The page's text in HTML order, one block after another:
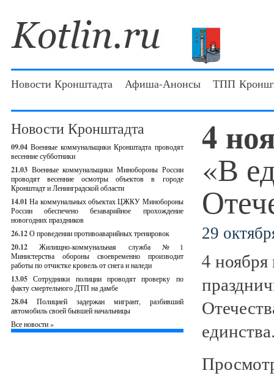
Новости Кронштадта Афиша-Анонсы ТПП
Новости Кронштадта
09.04 Военные коммунальщики Кронштадта проводят
весенние субботники
21.03 Военные коммунальщики Минобороны России
проводят весенние осмотры объектов в городе
Кронштадт и Ленинградской области
14.01 На коммунальных объектах ЦЖКУ Минобороны
России обеспечено безаварийное прохождение
новогодних праздников
26.12О проведении противоаварийных тренировок
20.12
Жилищно-коммунальная служба №1
Министерства обороны своевременно производит
работы по отчистке кровель от снега и наледи
13.05 Сотрудники полиции проводят проверку по
факту смертельного ДТП на дамбе
28.04
Полицией задержан мигрант, разбивший
автомобиль своей бывшей начальницы
Все новости »
4
«В
29
4